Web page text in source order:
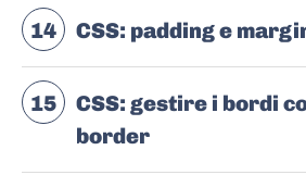
14 CSS: padding e
15
CSS: gestire i bordi
border